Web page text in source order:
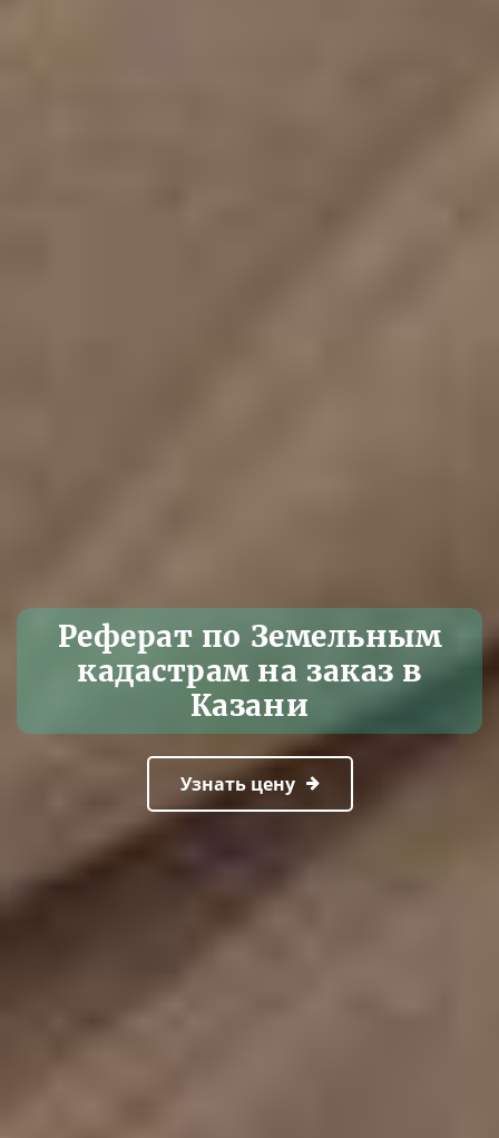
Реферат по Земельным
кадастрам на заказ в
Казани
Узнать цену